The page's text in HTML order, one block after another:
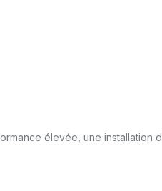
élevée, une installation